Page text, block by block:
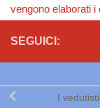
vengono elaborati
SEGUICI:
I